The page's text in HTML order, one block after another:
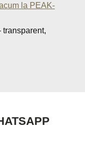
la PEAK-